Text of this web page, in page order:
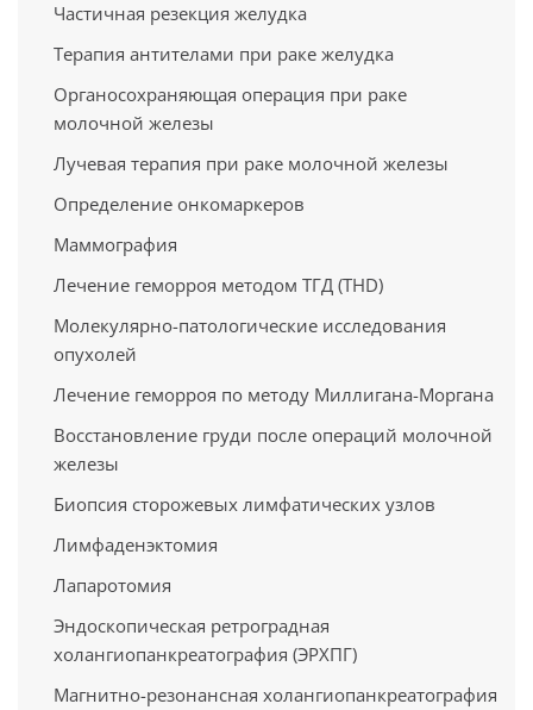
Частичная резекция желудка
Терапия антителами при раке желудка
Органосохраняющая операция при раке
молочной железы
Лучевая терапия при раке молочной железы
Определение онкомаркеров
Маммография
Лечение геморроя методом ТГД (THD)
Молекулярно-патологические исследования
опухолей
Лечение геморроя по методу Миллигана-Моргана
Восстановление груди после операций молочной
железы
Биопсия сторожевых лимфатических узлов
Лимфаденэктомия
Лапаротомия
Эндоскопическая ретроградная
холангиопанкреатография (ЭРХПГ)
Магнитно-резонансная холангиопанкреатография